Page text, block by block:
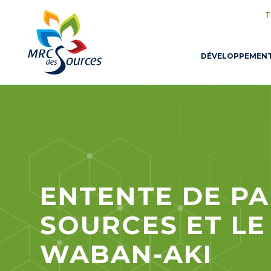
ENTENTE DE
SOURCES ET
WABAN-AKI